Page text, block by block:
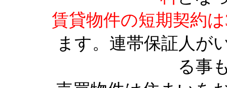
賃貸物件の短期契約
ます。連帯保証人が
る事